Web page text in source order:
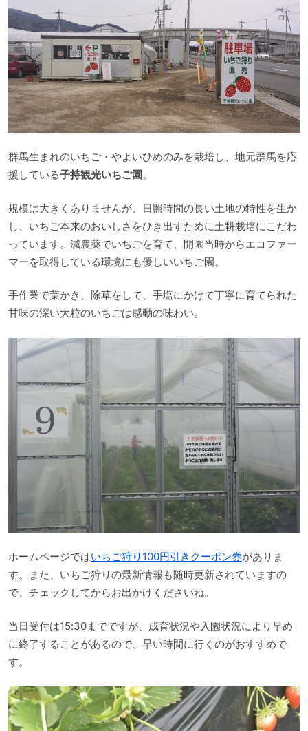
群馬生まれのいちご・やよいひめのみを栽培し、地元群馬を応
援している子持観光いちご園。
規模は大きくありませんが、日照時間の長い土地の特性を生か
し、いちご本来のおいしさをひき出すために土耕栽培にこだわ
っています。減農薬でいちごを育て、開園当時からエコファー
マーを取得している環境にも優しいいちご園。
手作業で葉かき、除草をして、手塩にかけて丁寧に育てられた
甘味の深い大粒のいちごは感動の味わい。
ホームページではいちご狩り100円引きクーポン券がありま
す。また、いちご狩りの最新情報も随時更新されていますの
で、チェックしてからお出かけくださいね。
当日受付は15:30までですが、成育状況や入園状況により早め
に終了することがあるので、早い時間に行くのがおすすめで
す。